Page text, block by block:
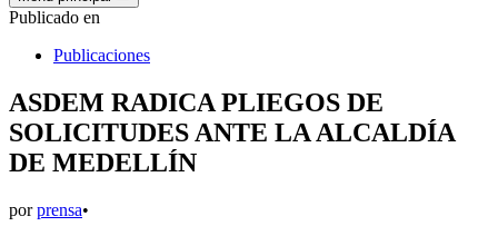
Publicado en
Publicaciones
ASDEM RADICA PLIEGOS DE
SOLICITUDES ANTE LA ALCALDÍA
DE MEDELLÍN
porprensa•